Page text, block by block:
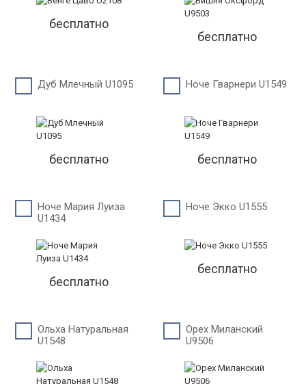
бесплатно
бесплатно
Дуб Млечный U1095
бесплатно
Ноче Гварнери U1549
бесплатно
Ноче Мария Луиза
U1434
бесплатно
Ноче Экко U1555
бесплатно
Ольха Натуральная
U1548
Орех Миланский
U9506